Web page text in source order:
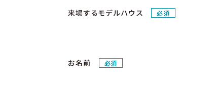
来場するモデルハウス 必須
お名前 必須